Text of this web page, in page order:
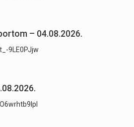
– 04.08.2026.
9LE0PJjw